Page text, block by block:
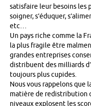
satisfaire leur besoins les
soigner, s’éduquer,
etc…
Un pays riche comme la
la plus fragile être
grandes entreprises
distribuent des milliards
toujours plus cupides.
Nous vous rappelons que
matière de redistribution
niveaux explosent les